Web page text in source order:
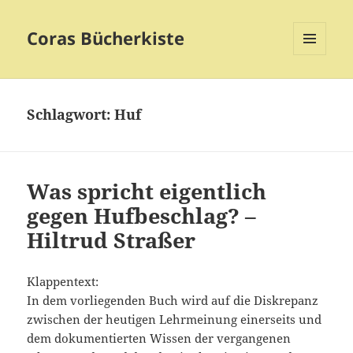
Coras Bücherkiste
Schlagwort:Huf
Was spricht eigentlich
gegen Hufbeschlag? –
Hiltrud Straßer
Klappentext:
In dem vorliegenden Buch wird auf die Diskrepanz
zwischen der heutigen Lehrmeinung einerseits und
dem dokumentierten Wissen der vergangenen